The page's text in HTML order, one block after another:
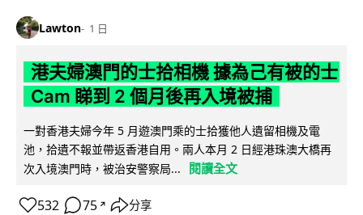
Lawton 1 日
港夫婦澳門的士拾相機 據為己有被的士
Cam 睇到 2 個月後再入境被捕
一對香港夫婦今年 5 月遊澳門乘的士拾獲他人遺留相機及電
池，拾遺不報並帶返香港自用。兩人本月 2 日經港珠澳大橋再
次入境澳門時，被治安警察局...
閱讀全文
532 75 ↗ 分享